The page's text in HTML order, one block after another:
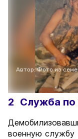
Автор: Фото из
2 Служба по
военную службу